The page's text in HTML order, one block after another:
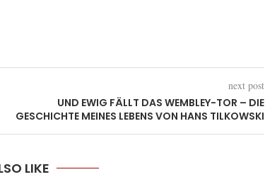
next post
UND EWIG FÄLLT DAS WEMBLEY-TOR – DIE
GESCHICHTE MEINES LEBENS VON HANS TILKOWSKI
LIKE